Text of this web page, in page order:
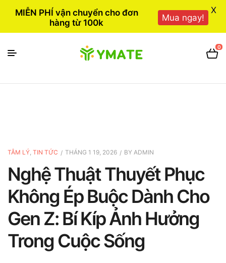
0
TÂM LÝ, TIN TỨC THÁNG 1 19, 2026 BY ADMIN
Nghệ Thuật Thuyết Phục
Không Ép Buộc Dành Cho
Gen Z: Bí Kíp Ảnh Hưởng
Trong Cuộc Sống
MIỄN PHÍ vận chuyển cho đơn
hàng từ 100k
Mua ngay!
X